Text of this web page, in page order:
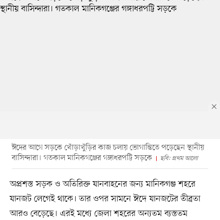
ঈদের আগে সড়কে খোঁড়াখুঁড়ির কাজ চলায় ভোগান্তিতে পড়েছেন স্থানীয়
বাসিন্দারা। গতকাল মানিকগঞ্জের গঙ্গাধরপট্টি সড়কে
ছবি: প্রথম আলো
অপ্রশস্ত সড়ক ও অতিরিক্ত যানবাহনের জন্য মানিকগঞ্জ শহরে
যানজট লেগেই থাকে। তার ওপর সামনে ঈদে যানজটের তীব্রতা
আরও বেড়েছে। এরই মধ্যে জেলা শহরের অন্যতম ব্যস্ততম